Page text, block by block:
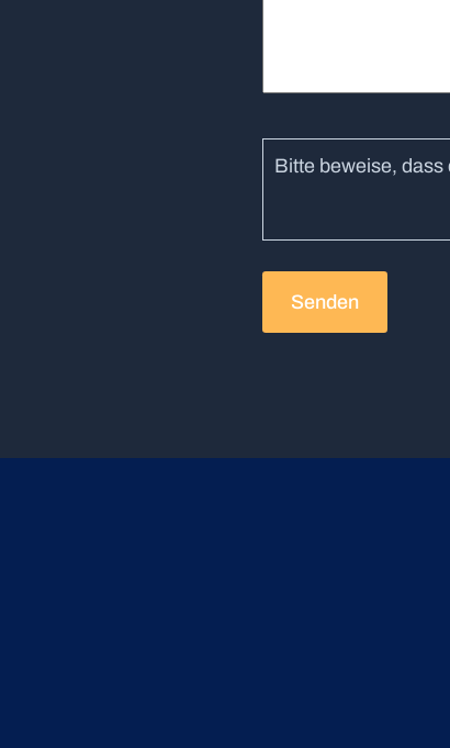
Bitte beweise, dass